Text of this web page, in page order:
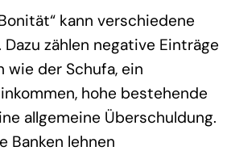
kann verschiedene
zählen negative Einträge
der Schufa, ein
hohe bestehende
allgemeine Überschuldung.
Banken lehnen